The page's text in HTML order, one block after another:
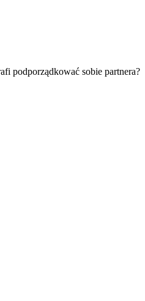
podporządkować sobie partnera?